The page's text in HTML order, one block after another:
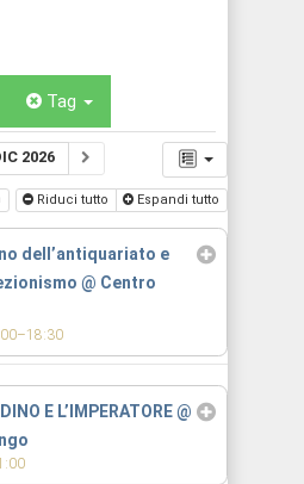
Tag
2026
Riduci tutto Espandi tutto
dell’antiquariato e
@ Centro
E L’IMPERATORE@